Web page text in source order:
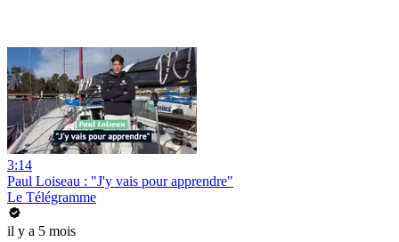
3:14
Paul Loiseau : "J'y vais pour apprendre"
Le Télégramme
il y a 5 mois